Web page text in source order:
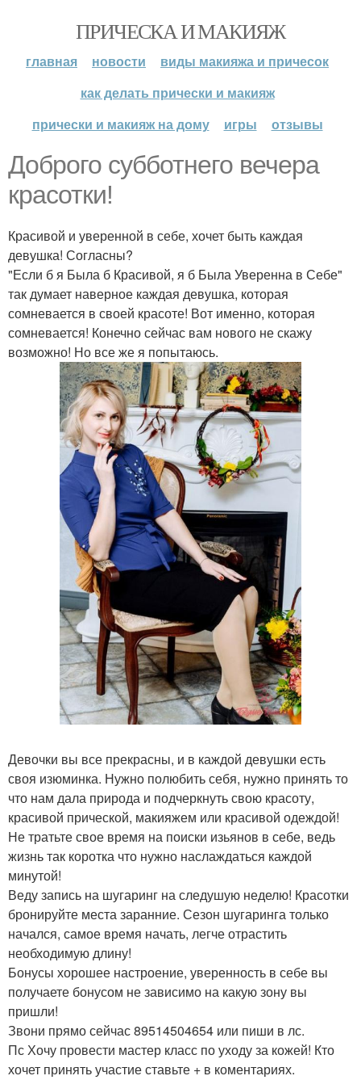
ПРИЧЕСКА И МАКИЯЖ
главная новости
виды макияжа и причесок
как делать прически и макияж
прически и макияж на дому
игры отзывы
Доброго субботнего вечера
красотки!
Красивой и уверенной в себе, хочет быть каждая
девушка! Согласны?
"Если б я Была б Красивой, я б Была Уверенна в Себе"
так думает наверное каждая девушка, которая
сомневается в своей красоте! Вот именно, которая
сомневается! Конечно сейчас вам нового не скажу
возможно! Но все же я попытаюсь.
Девочки вы все прекрасны, и в каждой девушки есть
своя изюминка. Нужно полюбить себя, нужно принять то
что нам дала природа и подчеркнуть свою красоту,
красивой прической, макияжем или красивой одеждой!
Не тратьте свое время на поиски изьянов в себе, ведь
жизнь так коротка что нужно наслаждаться каждой
минутой!
Веду запись на шугаринг на следушую неделю! Красотки
бронируйте места заранние. Сезон шугаринга только
начался, самое время начать, легче отрастить
необходимую длину!
Бонусы хорошее настроение, уверенность в себе вы
получаете бонусом не зависимо на какую зону вы
пришли!
Звони прямо сейчас 89514504654 или пиши в лс.
Пс Хочу провести мастер класс по уходу за кожей! Кто
хочет принять участие ставьте + в коментариях.